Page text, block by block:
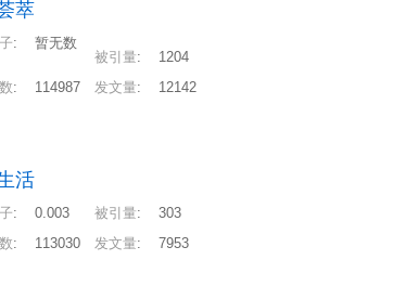
萃
:
暂无数
被引量:
1204
: 114987 发文量: 12142
活
: 0.003 被引量:
303
: 113030 发文量: 7953